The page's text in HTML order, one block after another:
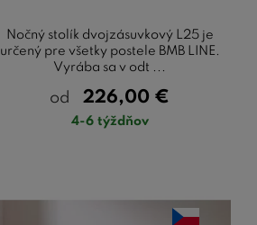
Nočný stolík dvojzásuvkový L25 je
určený pre všetky postele BMB LINE.
Vyrába sa v odt ...
od 226,00 €
4-6 týždňov